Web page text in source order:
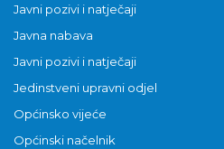
Javni pozivi i natječaji
Javna nabava
Javni pozivi i natječaji
Jedinstveni upravni odjel
Općinsko vijeće
Općinski načelnik